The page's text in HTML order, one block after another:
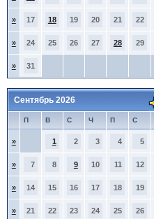
» 17 18 19 20 21 22
» 24 25 26 27 28 29
» 31
Сентябрь 2026
П В С Ч П С
» 1 2 3 4 5
» 7 8 9 10 11 12
» 14 15 16 17 18 19
» 21 22 23 24 25 26